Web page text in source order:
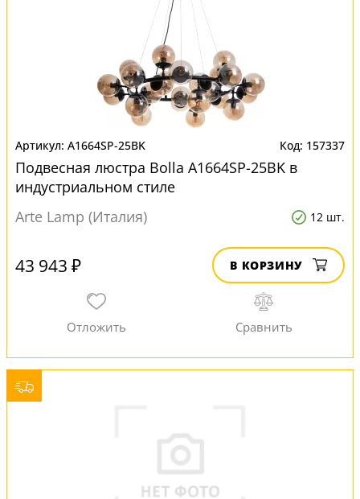
A1664SP-25BK 157337
Подвесная люстра Bolla A1664SP-25BK в
индустриальном стиле
Arte Lamp (Италия)
12 шт.
43 943 ₽ В КОРЗИНУ